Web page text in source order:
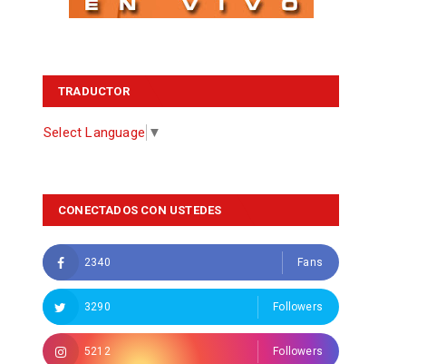
TRADUCTOR
Select Language ▼
CONECTADOS CON USTEDES
2340 Fans
3290 Followers
5212 Followers